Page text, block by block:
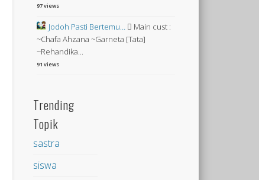
97 views
Jodoh Pasti Bertemu…  Main cust :
~Chafa Ahzana ~Garneta [Tata]
~Rehandika...
91 views
Trending
Topik
sastra
siswa